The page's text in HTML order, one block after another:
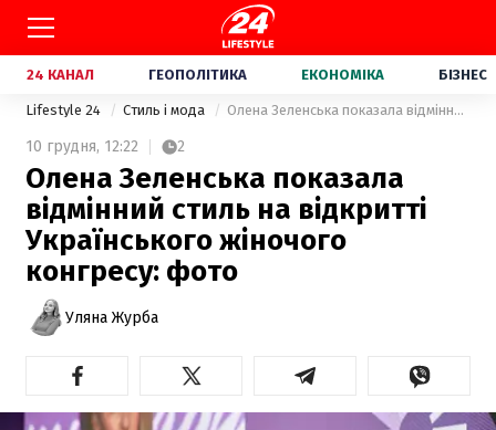
24 КАНАЛ ГЕОПОЛІТИКА ЕКОНОМІКА БІЗНЕС
Lifestyle 24 Стиль і мода Олена Зеленська показала відмінний стиль на відкритті Українського жіночого конгресу: фото
10 грудня, 12:22 2
Олена Зеленська показала
відмінний стиль на відкритті
Українського жіночого
конгресу: фото
Уляна Журба